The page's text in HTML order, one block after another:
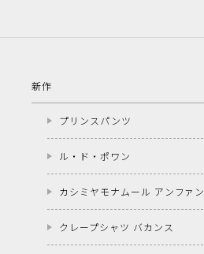
新作
プリンスパンツ
ル・ド・ポワン
カシミヤモナムール アンファン
クレープシャツ バカンス